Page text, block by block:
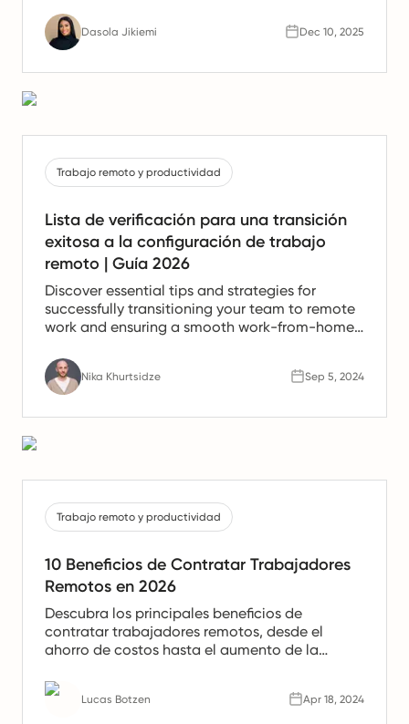
y cumplimiento para equipos españoles.
Dasola Jikiemi Dec 10, 2025
Trabajo remoto y productividad
Lista de verificación para una transición
exitosa a la configuración de trabajo
remoto | Guía 2026
Discover essential tips and strategies for
successfully transitioning your team to remote
work and ensuring a smooth work-from-home
Nika Khurtsidze Sep 5, 2024
Trabajo remoto y productividad
10 Beneficios de Contratar Trabajadores
Remotos en 2026
Descubra los principales beneficios de
contratar trabajadores remotos, desde el
ahorro de costos hasta el aumento de la
remotos son el futuro del trabajo.
Lucas Botzen Apr 18, 2024